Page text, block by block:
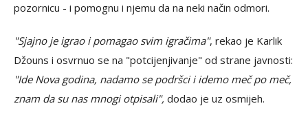
pozornicu - i pomognu i njemu da na neki način odmori.
"Sjajno je igrao i pomagao svim igračima", rekao je Karlik
Džouns i osvrnuo se na "potcijenjivanje" od strane javnosti:
"Ide Nova godina, nadamo se podršci i idemo meč po meč,
znam da su nas mnogi otpisali", dodao je uz osmijeh.